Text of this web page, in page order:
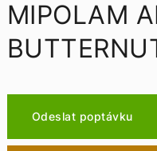
MIPOLAM
Odeslat poptávku